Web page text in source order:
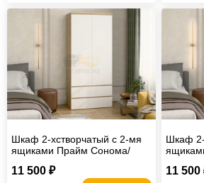
Шкаф 2-хстворчатый с 2-мя
ящиками Прайм Сонома/
11 500 ₽
Шкаф 2-
11 500